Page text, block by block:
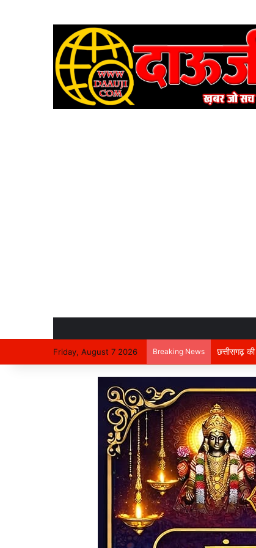
Friday, August 7 2026 Breaking News